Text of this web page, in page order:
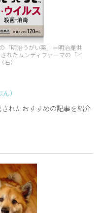
「明治うがい薬」＝明治提供
れたムンディファーマの「イ
）
）
れたおすすめの記事を紹介